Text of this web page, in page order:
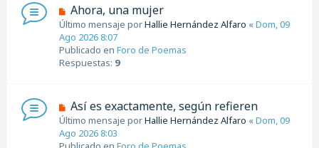
a
j
e
N
u
e
v
o
s
a
j
Ahora, una mujer
Último mensaje porHallie Hernández Alfaro «Dom, 09
Ago 2026 8:07
Publicado en Foro de Poemas
Respuestas: 9
N
u
e
v
Así es exactamente, según refieren
Último mensaje porHallie Hernández Alfaro «Dom, 09
Ago 2026 8:03